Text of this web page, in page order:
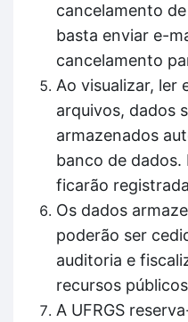
cancelamento
basta enviar e-
cancelamento
Ao visualizar, ler
arquivos, dados
armazenados
banco de dados.
ficarão
Os dados
poderão ser
auditoria e
recursos
A UFRGS